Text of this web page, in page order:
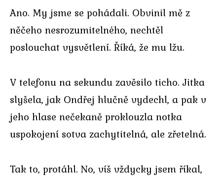
Ano. My jsme se pohádali. Obvinil mě z
něčeho nesrozumitelného, nechtěl
poslouchat vysvětlení. Říká, že mu lžu.
V telefonu na sekundu zavěsilo ticho. Jitka
slyšela, jak Ondřej hlučně vydechl, a pak v
jeho hlase nečekaně proklouzla notka
uspokojení sotva zachytitelná, ale zřetelná.
Tak to, protáhl. No, víš vždycky jsem říkal,